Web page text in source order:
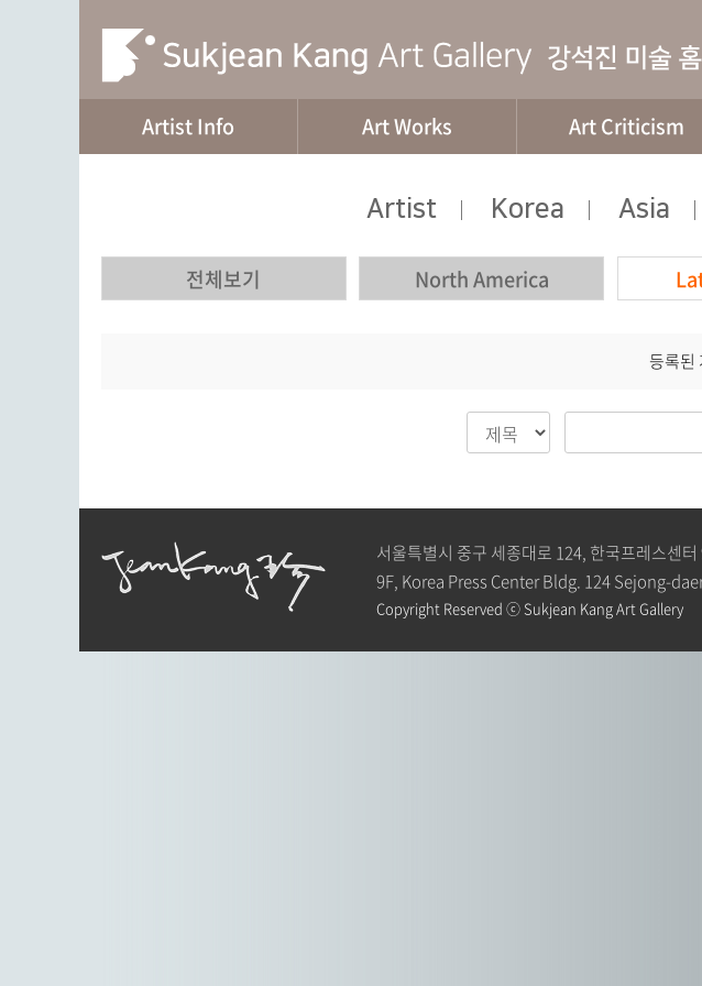
Artist Info Art Works Art Criticism
Artist Korea Asia
전체보기 North America
등록된
서울특별시 중구 세종대로 124, 한국프레스센터
9F, Korea Press Center Bldg. 124 Sejong-
Copyright Reserved ⓒ Sukjean Kang Art Gallery